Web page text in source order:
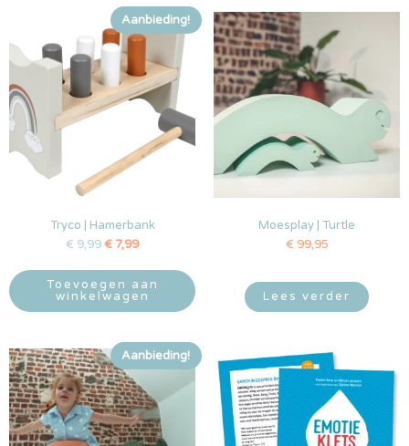
Aanbieding!
Tryco | Hamerbank
€ 9,99€ 7,99
Toevoegen aan
winkelwagen
Moesplay | Turtle
€ 99,95
Lees verder
Aanbieding!